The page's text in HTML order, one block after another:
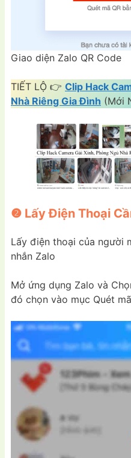
Giao diện Zalo QR Code
TIẾT LỘ 👉 Clip Hack
Nhà Riêng Gia Đình (Mới
❷ Lấy Điện Thoại
Lấy điện thoại của người
nhắn Zalo
Mở ứng dụng Zalo và
đó chọn vào mục Quét